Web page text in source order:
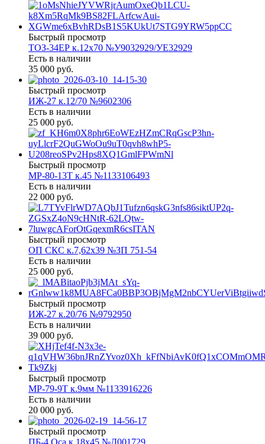
Быстрый просмотр
ТОЗ-34ЕР к.12х70 №У9032929/УЕ32929
Есть в наличии
35 000 руб.
Быстрый просмотр
ИЖ-27 к.12/70 №9602306
Есть в наличии
25 000 руб.
Быстрый просмотр
МР-80-13Т к.45 №1133106493
Есть в наличии
22 000 руб.
Быстрый просмотр
ОП СКС к.7,62х39 №ЗП 751-54
Есть в наличии
25 000 руб.
Быстрый просмотр
ИЖ-27 к.20/76 №9792950
Есть в наличии
39 000 руб.
Быстрый просмотр
МР-79-9Т к.9мм №1133916226
Есть в наличии
20 000 руб.
Быстрый просмотр
ПБ-4 Оса к.18х45 №Д001729